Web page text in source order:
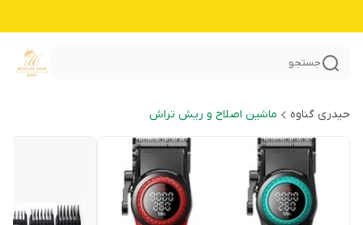
جستجو
حیدری گناوه ماشین اصلاح و ریش تراش